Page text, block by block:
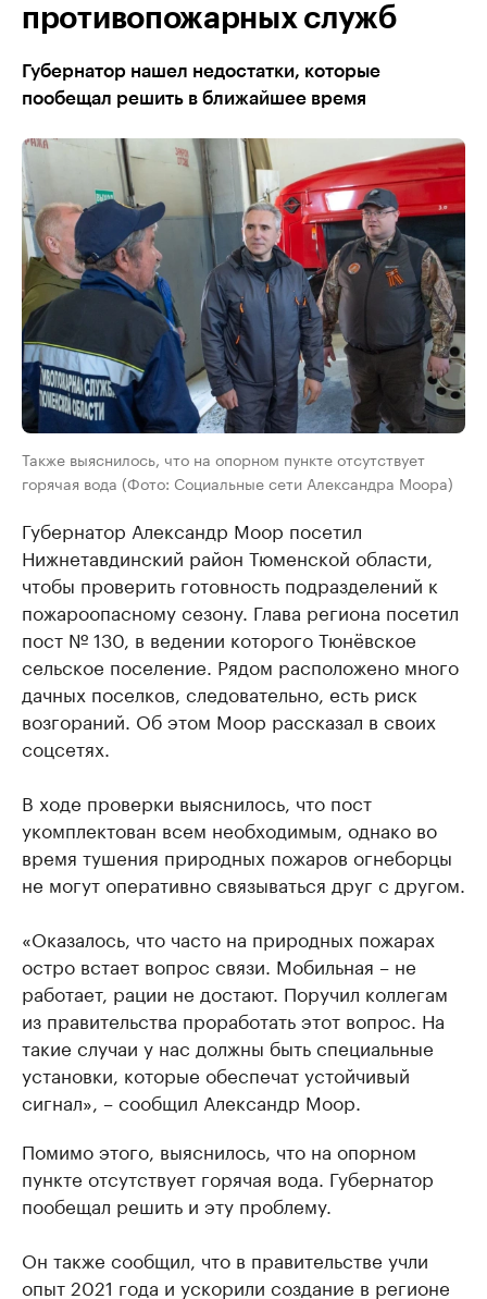
противопожарных служб
Губернатор нашел недостатки, которые
пообещал решить в ближайшее время
Также выяснилось, что на опорном пункте отсутствует
горячая вода (Фото: Социальные сети Александра Моора)
Губернатор Александр Моор посетил
Нижнетавдинский район Тюменской области,
чтобы проверить готовность подразделений к
пожароопасному сезону. Глава региона посетил
пост № 130, в ведении которого Тюнёвское
сельское поселение. Рядом расположено много
дачных поселков, следовательно, есть риск
возгораний. Об этом Моор рассказал в своих
соцсетях.
В ходе проверки выяснилось, что пост
укомплектован всем необходимым, однако во
время тушения природных пожаров огнеборцы
не могут оперативно связываться друг с другом.
«Оказалось, что часто на природных пожарах
остро встает вопрос связи. Мобильная – не
работает, рации не достают. Поручил коллегам
из правительства проработать этот вопрос. На
такие случаи у нас должны быть специальные
установки, которые обеспечат устойчивый
сигнал», – сообщил Александр Моор.
Помимо этого, выяснилось, что на опорном
пункте отсутствует горячая вода. Губернатор
пообещал решить и эту проблему.
Он также сообщил, что в правительстве учли
опыт 2021 года и ускорили создание в регионе